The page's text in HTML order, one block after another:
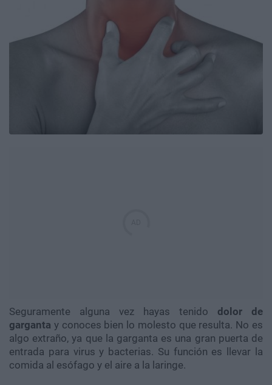
Seguramente alguna vez hayas tenido dolor de
garganta y conoces bien lo molesto que resulta. No es
algo extraño, ya que la garganta es una gran puerta de
entrada para virus y bacterias. Su función es llevar la
comida al esófago y el aire a la laringe.